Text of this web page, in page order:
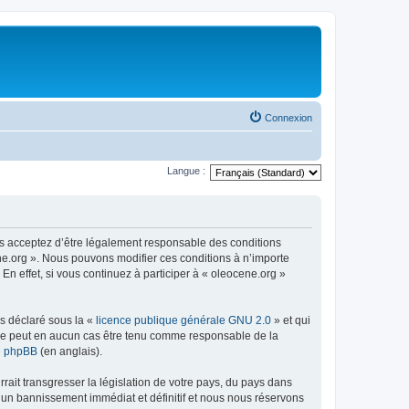
Connexion
Langue :
d’être légalement responsable des conditions
». Nous pouvons modifier ces conditions à n’importe
effet, si vous continuez à participer à « oleocene.org »
déclaré sous la « licence publique générale GNU 2.0 » et qui
en aucun cas être tenu comme responsable de la
phpBB (en anglais).
transgresser la législation de votre pays, du pays dans
bannissement immédiat et définitif et nous nous réservons